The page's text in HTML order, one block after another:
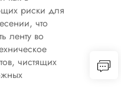
риски для
что
ленту во
чистящих